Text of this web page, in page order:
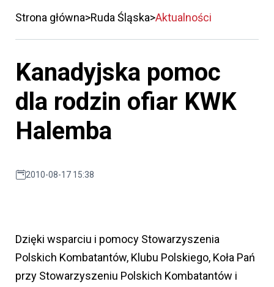
Strona główna Ruda Śląska Aktualności
Kanadyjska pomoc
dla rodzin ofiar KWK
Halemba
2010-08-17 15:38
Dzięki wsparciu i pomocy Stowarzyszenia
Polskich Kombatantów, Klubu Polskiego, Koła Pań
przy Stowarzyszeniu Polskich Kombatantów i